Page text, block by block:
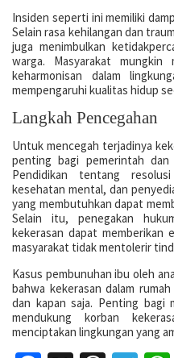
Insiden seperti ini memiliki
Selain rasa kehilangan dan
juga menimbulkan
warga. Masyarakat mungkin
keharmonisan dalam
mempengaruhi kualitas hidup
Langkah Pencegahan
Untuk mencegah terjadinya
penting bagi pemerintah dan
Pendidikan tentang
kesehatan mental, dan
yang membutuhkan dapat
Selain itu, penegakan
kekerasan dapat memberikan
masyarakat tidak mentolerir
Kasus pembunuhan ibu oleh
bahwa kekerasan dalam
dan kapan saja. Penting bagi
mendukung korban
menciptakan lingkungan yang